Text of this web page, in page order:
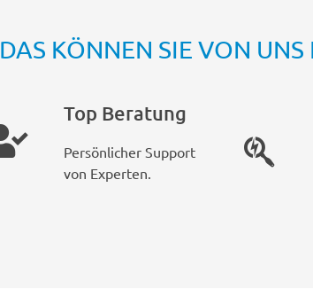
DAS KÖNNEN SIE VON UNS
Top Beratung
Persönlicher Support
von Experten.